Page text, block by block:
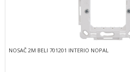
NOSAČ 2M BELI 701201 INTERIO NOPAL